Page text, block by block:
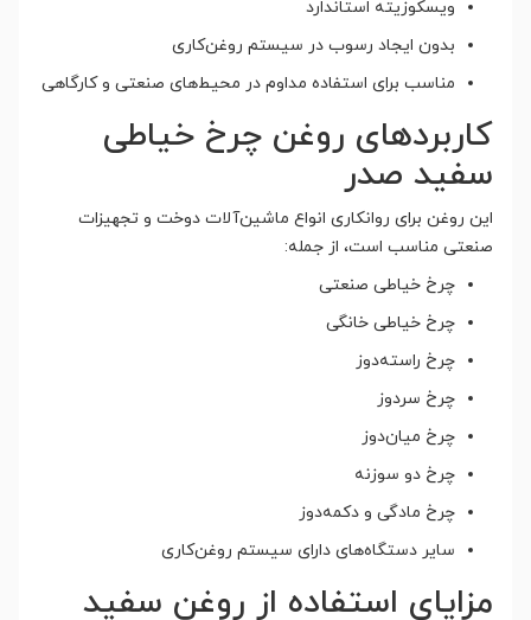
ویسکوزیته استاندارد
بدون ایجاد رسوب در سیستم روغن‌کاری
مناسب برای استفاده مداوم در محیط‌های صنعتی و کارگاهی
کاربردهای روغن چرخ خیاطی
سفید صدر
این روغن برای روانکاری انواع ماشین‌آلات دوخت و تجهیزات
صنعتی مناسب است، از جمله:
چرخ خیاطی صنعتی
چرخ خیاطی خانگی
چرخ راسته‌دوز
چرخ سردوز
چرخ میان‌دوز
چرخ دو سوزنه
چرخ مادگی و دکمه‌دوز
سایر دستگاه‌های دارای سیستم روغن‌کاری
مزایای استفاده از روغن سفید